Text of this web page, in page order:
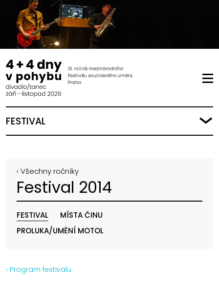
FESTIVAL
‹ Všechny ročníky
Festival 2014
FESTIVAL
MÍSTA ČINU
PROLUKA/UMĚNÍ MOTOL
‹ Program festivalu